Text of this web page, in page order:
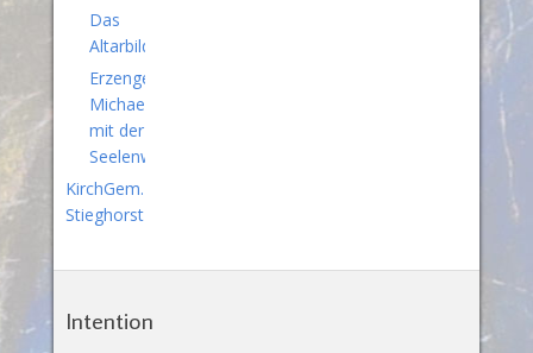
Das
Altarbild
Erzengel
Michael
mit der
Seelenwaage
KirchGem.
Stieghorst
Intention